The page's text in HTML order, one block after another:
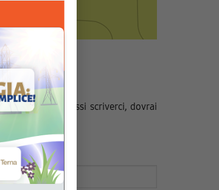
, pertanto, se dovessi scriverci, dovrai